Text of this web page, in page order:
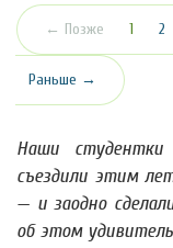
← Позже 1 2
Раньше →
Наши
съездили этим
— и заодно
об этом